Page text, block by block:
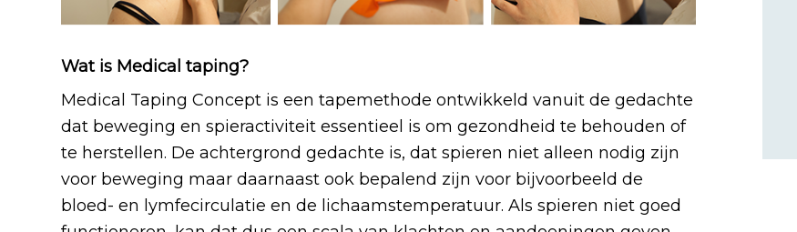
Wat is Medical taping?
Medical Taping Concept is een tapemethode ontwikkeld vanuit de gedachte
dat beweging en spieractiviteit essentieel is om gezondheid te behouden of
te herstellen. De achtergrond gedachte is, dat spieren niet alleen nodig zijn
voor beweging maar daarnaast ook bepalend zijn voor bijvoorbeeld de
bloed- en lymfecirculatie en de lichaamstemperatuur. Als spieren niet goed